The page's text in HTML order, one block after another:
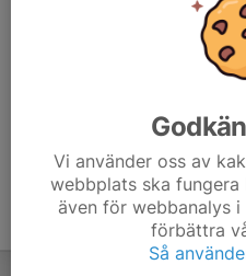
Ta med matchtröja, mörka
fotbollsstrumpor,
Vi använder oss av
webbplats ska
även för webbanalys
förbättra
Så